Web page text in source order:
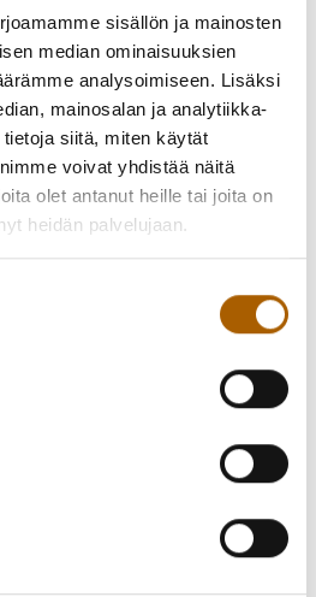
sisällön ja mainosten
median ominaisuuksien
analysoimiseen. Lisäksi
mainosalan ja analytiikka-
siitä, miten käytät
voivat yhdistää näitä
olet antanut heille tai joita on
heidän palvelujaan.